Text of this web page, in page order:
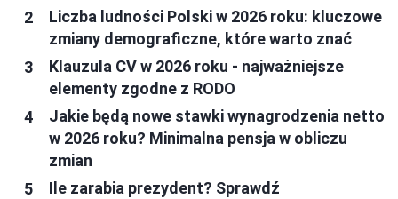
Liczba ludności Polski w 2026 roku: kluczowe
zmiany demograficzne, które warto znać
Klauzula CV w 2026 roku - najważniejsze
elementy zgodne z RODO
Jakie będą nowe stawki wynagrodzenia netto
w 2026 roku? Minimalna pensja w obliczu
zmian
Ile zarabia prezydent? Sprawdź